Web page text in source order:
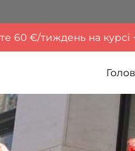
60 €/тиждень на курсі